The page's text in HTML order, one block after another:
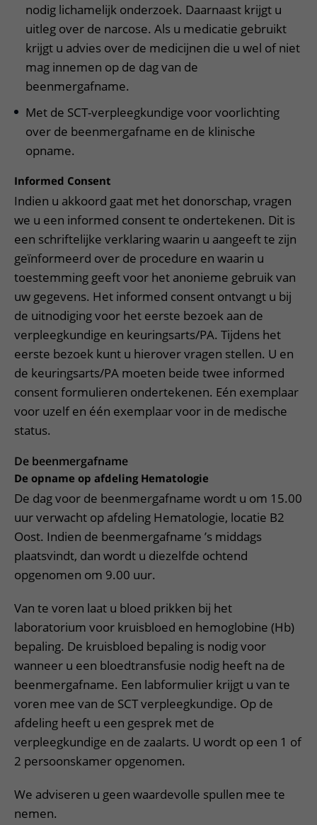
nodig lichamelijk onderzoek. Daarnaast krijgt u
uitleg over de narcose. Als u medicatie gebruikt
krijgt u advies over de medicijnen die u wel of niet
mag innemen op de dag van de
beenmergafname.
Met de SCT-verpleegkundige voor voorlichting
over de beenmergafname en de klinische
opname.
Informed Consent
Indien u akkoord gaat met het donorschap, vragen
we u een informed consent te ondertekenen. Dit is
een schriftelijke verklaring waarin u aangeeft te zijn
geïnformeerd over de procedure en waarin u
toestemming geeft voor het anonieme gebruik van
uw gegevens. Het informed consent ontvangt u bij
de uitnodiging voor het eerste bezoek aan de
verpleegkundige en keuringsarts/PA. Tijdens het
eerste bezoek kunt u hierover vragen stellen. U en
de keuringsarts/PA moeten beide twee informed
consent formulieren ondertekenen. Eén exemplaar
voor uzelf en één exemplaar voor in de medische
status.
De beenmergafname
De opname op afdeling Hematologie
De dag voor de beenmergafname wordt u om 15.00
uur verwacht op afdeling Hematologie, locatie B2
Oost. Indien de beenmergafname ’s middags
plaatsvindt, dan wordt u diezelfde ochtend
opgenomen om 9.00 uur.
Van te voren laat u bloed prikken bij het
laboratorium voor kruisbloed en hemoglobine (Hb)
bepaling. De kruisbloed bepaling is nodig voor
wanneer u een bloedtransfusie nodig heeft na de
beenmergafname. Een labformulier krijgt u van te
voren mee van de SCT verpleegkundige. Op de
afdeling heeft u een gesprek met de
verpleegkundige en de zaalarts. U wordt op een 1 of
2 persoonskamer opgenomen.
We adviseren u geen waardevolle spullen mee te
nemen.